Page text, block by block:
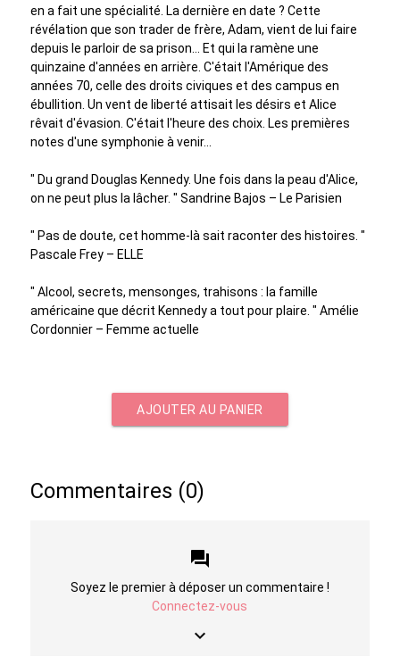
en a fait une spécialité. La dernière en date ? Cette
révélation que son trader de frère, Adam, vient de lui faire
depuis le parloir de sa prison... Et qui la ramène une
quinzaine d'années en arrière. C'était l'Amérique des
années 70, celle des droits civiques et des campus en
ébullition. Un vent de liberté attisait les désirs et Alice
rêvait d'évasion. C'était l'heure des choix. Les premières
notes d'une symphonie à venir...
" Du grand Douglas Kennedy. Une fois dans la peau d'Alice,
on ne peut plus la lâcher. " Sandrine Bajos – Le Parisien
" Pas de doute, cet homme-là sait raconter des histoires. "
Pascale Frey – ELLE
" Alcool, secrets, mensonges, trahisons : la famille
américaine que décrit Kennedy a tout pour plaire. " Amélie
Cordonnier – Femme actuelle
AJOUTER AU PANIER
Commentaires (0)
forum
Soyez le premier à déposer un commentaire !
Connectez-vous
keyboard_arrow_down